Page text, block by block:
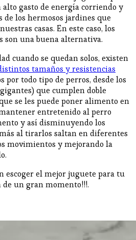
gasto de energía corriendo y
los hermosos jardines que
casas. En este caso, los
son una buena alternativa.
cuando se quedan solos, existen
tamaños y resistencias
por todo tipo de perros, desde los
que cumplen doble
se les puede poner alimento en
entretenido al perro
y así disminuyendo los
al tirarlos saltan en diferentes
movimientos y mejorando la
escoger el mejor juguete para tu
un gran momento!!!.